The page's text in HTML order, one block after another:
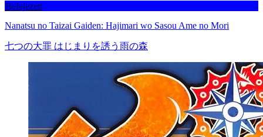
Befejezett
Nanatsu no Taizai Gaiden: Hajimari wo Sasou Ame no Mori
七つの大罪 はじまりを誘う雨の森